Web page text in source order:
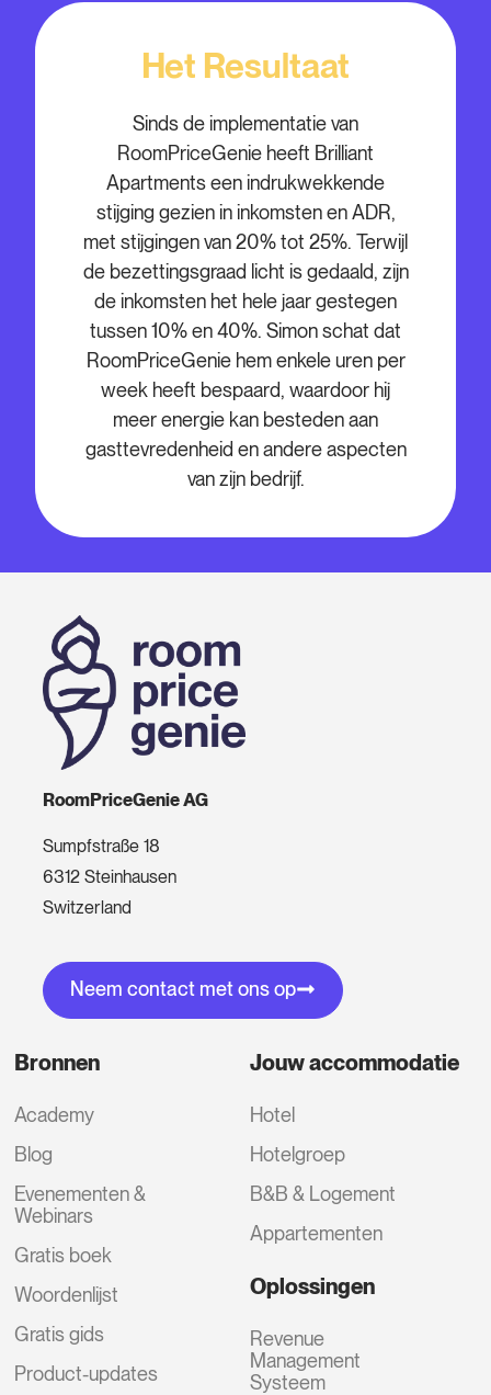
Het Resultaat
Sinds de implementatie van
RoomPriceGenie heeft Brilliant
Apartments een indrukwekkende
stijging gezien in inkomsten en ADR,
met stijgingen van 20% tot 25%. Terwijl
de bezettingsgraad licht is gedaald, zijn
de inkomsten het hele jaar gestegen
tussen 10% en 40%. Simon schat dat
RoomPriceGenie hem enkele uren per
week heeft bespaard, waardoor hij
meer energie kan besteden aan
gasttevredenheid en andere aspecten
van zijn bedrijf.
RoomPriceGenie AG
Sumpfstraße 18
6312 Steinhausen
Switzerland
Neem contact met ons op
Bronnen
Academy
Blog
Evenementen &
Webinars
Gratis boek
Woordenlijst
Gratis gids
Product-updates
Jouw accommodatie
Hotel
Hotelgroep
B&B & Logement
Appartementen
Oplossingen
Revenue
Management
Systeem